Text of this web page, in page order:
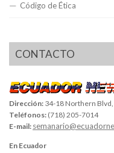
Código de Ética
CONTACTO
Dirección: 34-18 Northern
Teléfonos: (718) 205-7014
E-mail:
En Ecuador